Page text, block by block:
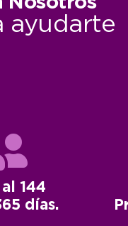
ayudarte
144
días.